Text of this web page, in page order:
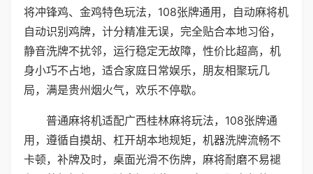
将冲锋鸡、金鸡特色玩法，108张牌通用，自动麻将机
自动识别鸡牌，计分精准无误，完全贴合本地习俗，
静音洗牌不扰邻，运行稳定无故障，性价比超高，机
身小巧不占地，适合家庭日常娱乐，朋友相聚玩几
局，满是贵州烟火气，欢乐不停歇。
普通麻将机适配广西桂林麻将玩法，108张牌通
用，遵循自摸胡、杠开胡本地规矩，机器洗牌流畅不
卡顿，补牌及时，桌面光滑不伤牌，麻将耐磨不易褪